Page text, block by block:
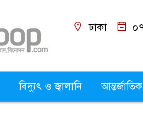
ঢাকা
বিদ্যুৎ ও জ্বালানি আন্তর্জাতিক